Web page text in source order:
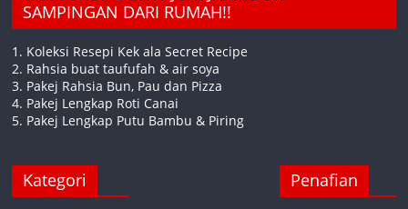
SAMPINGAN DARI RUMAH!!
1. Koleksi Resepi Kek ala Secret Recipe
2. Rahsia buat taufufah & air soya
3. Pakej Rahsia Bun, Pau dan Pizza
4. Pakej Lengkap Roti Canai
5. Pakej Lengkap Putu Bambu & Piring
Kategori Penafian